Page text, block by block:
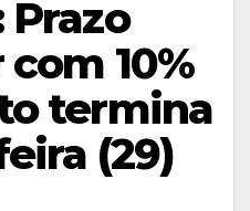
Prazo
10%
termina
(29)